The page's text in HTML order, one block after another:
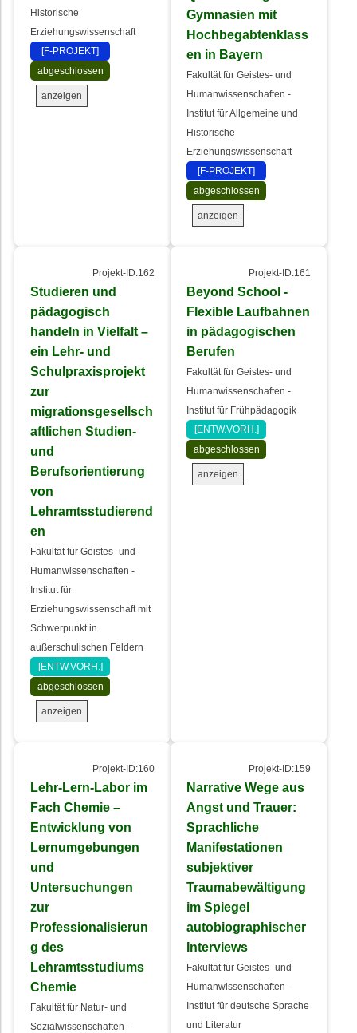
Historische
Erziehungswissenschaft
[F-PROJEKT]
abgeschlossen
anzeigen
Gymnasien mit
Hochbegabtenklass
en in Bayern
Fakultät für Geistes- und
Humanwissenschaften -
Institut für Allgemeine und
Historische
Erziehungswissenschaft
[F-PROJEKT]
abgeschlossen
anzeigen
Projekt-ID:162
Studieren und
pädagogisch
handeln in Vielfalt –
ein Lehr- und
Schulpraxisprojekt
zur
migrationsgesellsch
aftlichen Studien-
und
Berufsorientierung
von
Lehramtsstudierend
en
Fakultät für Geistes- und
Humanwissenschaften -
Institut für
Erziehungswissenschaft mit
Schwerpunkt in
außerschulischen Feldern
[ENTW.VORH.]
abgeschlossen
anzeigen
Projekt-ID:161
Beyond School -
Flexible Laufbahnen
in pädagogischen
Berufen
Fakultät für Geistes- und
Humanwissenschaften -
Institut für Frühpädagogik
[ENTW.VORH.]
abgeschlossen
anzeigen
Projekt-ID:160
Lehr-Lern-Labor im
Fach Chemie –
Entwicklung von
Lernumgebungen
und
Untersuchungen
zur
Professionalisierun
g des
Lehramtsstudiums
Chemie
Fakultät für Natur- und
Sozialwissenschaften -
Projekt-ID:159
Narrative Wege aus
Angst und Trauer:
Sprachliche
Manifestationen
subjektiver
Traumabewältigung
im Spiegel
autobiographischer
Interviews
Fakultät für Geistes- und
Humanwissenschaften -
Institut für deutsche Sprache
und Literatur